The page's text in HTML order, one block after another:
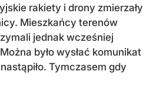
rakiety i drony zmierzały
Mieszkańcy terenów
jednak wcześniej
było wysłać komunikat
Tymczasem gdy